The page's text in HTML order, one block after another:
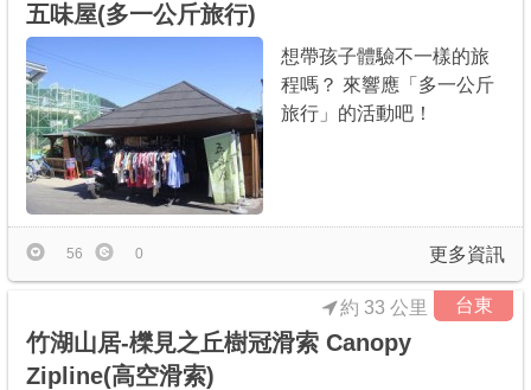
五味屋(多一公斤旅行)
想帶孩子體驗不一樣的旅
程嗎？ 來響應「多一公斤
旅行」的活動吧！
更多資訊
56 0
台東
竹湖山居-櫟見之丘樹冠滑索 Canopy
Zipline(高空滑索)
約 33 公里